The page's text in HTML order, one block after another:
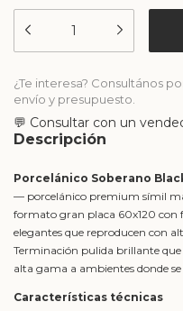
¿Te interesa? Consultános
envío y presupuesto.
💬 Consultar con un
Descripción
Porcelánico Soberano
— porcelánico premium símil
formato gran placa 60x120 con
elegantes que reproducen con
Terminación pulida brillante
alta gama a ambientes donde
Características técnicas